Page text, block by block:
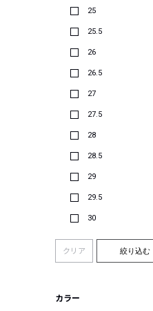
25
25.5
26
26.5
27
27.5
28
28.5
29
29.5
30
クリア 絞り込む
カラー